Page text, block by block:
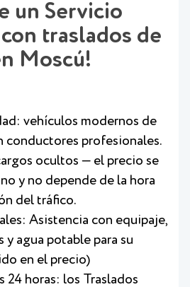
un Servicio
traslados de
Moscú!
vehículos modernos de
conductores profesionales.
ocultos — el precio se
y no depende de la hora
del tráfico.
Asistencia con equipaje,
y agua potable para su
en el precio)
24 horas: los Traslados